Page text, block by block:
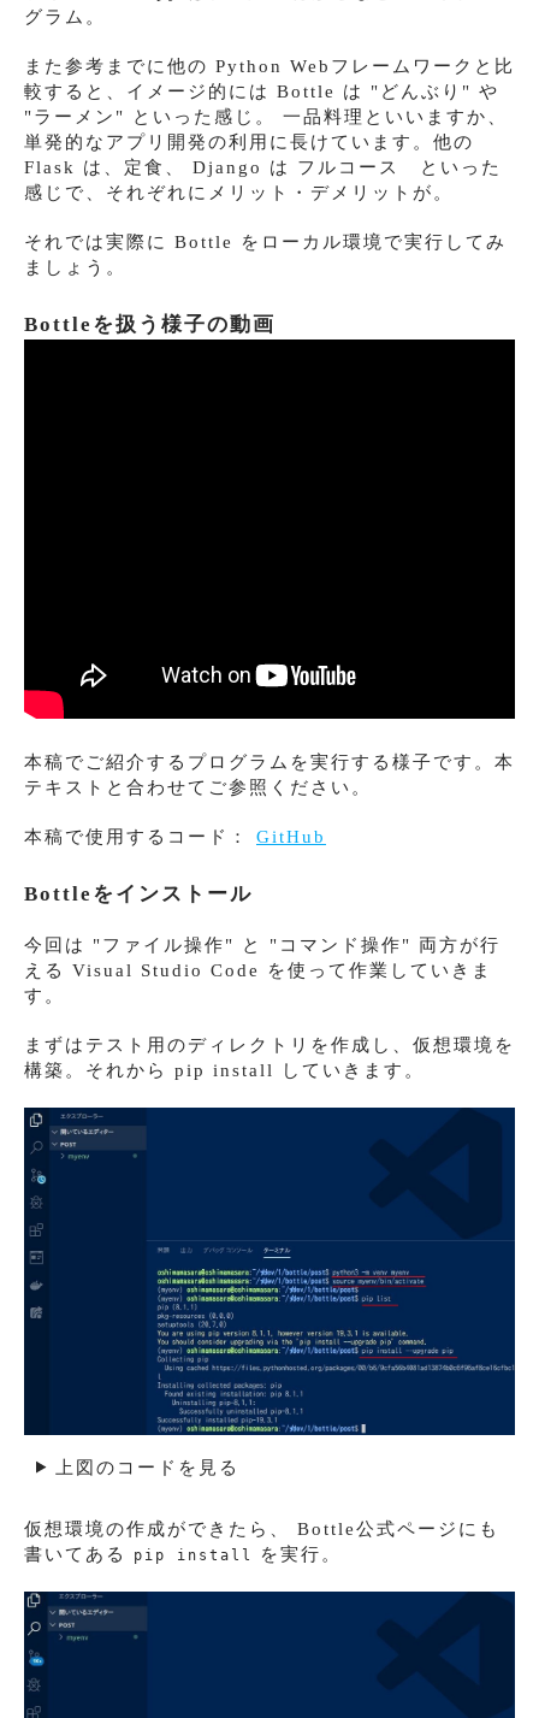
グラム。
また参考までに他の Python Webフレームワークと比
較すると、イメージ的には Bottle は "どんぶり" や
"ラーメン" といった感じ。 一品料理といいますか、
単発的なアプリ開発の利用に長けています。他の
Flask は、定食、 Django は フルコース といった
感じで、それぞれにメリット・デメリットが。
それでは実際に Bottle をローカル環境で実行してみ
ましょう。
Bottleを扱う様子の動画
本稿でご紹介するプログラムを実行する様子です。本
テキストと合わせてご参照ください。
本稿で使用するコード： GitHub
Bottleをインストール
今回は "ファイル操作" と "コマンド操作" 両方が行
える Visual Studio Code を使って作業していきま
す。
まずはテスト用のディレクトリを作成し、仮想環境を
構築。それから pip install していきます。
上図のコードを見る
仮想環境の作成ができたら、 Bottle公式ページにも
書いてある
pip install を実行。